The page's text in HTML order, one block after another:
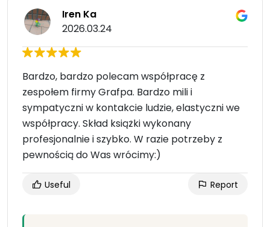
Iren Ka
2026.03.24
Bardzo, bardzo polecam współpracę z
zespołem firmy Grafpa. Bardzo mili i
sympatyczni w kontakcie ludzie, elastyczni we
współpracy. Skład książki wykonany
profesjonalnie i szybko. W razie potrzeby z
pewnością do Was wrócimy:)
Useful Report